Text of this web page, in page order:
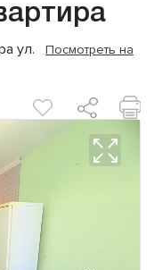
ул. Посмотреть на